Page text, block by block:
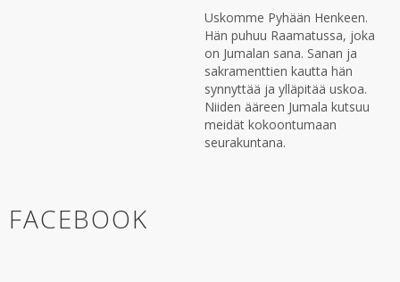
Uskomme Pyhään Henkeen.
Hän puhuu Raamatussa, joka
on Jumalan sana. Sanan ja
sakramenttien kautta hän
synnyttää ja ylläpitää uskoa.
Niiden ääreen Jumala kutsuu
meidät kokoontumaan
seurakuntana.
FACEBOOK